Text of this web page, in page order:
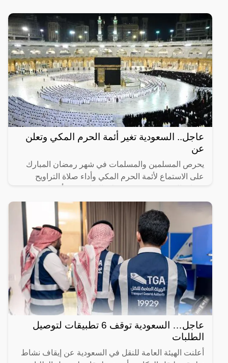
عاجل.. السعودية تغير أئمة الحرم المكي وتعلن
عن
يحرص المسلمين والمسلمات في شهر رمضان المبارك
على الاستماع لأئمة الحرم المكي وأداء صلاة التراويح
العبادات التي
عاجل… السعودية توقف 6 تطبيقات لتوصيل
الطلبات
أعلنت الهيئة العامة للنقل في السعودية عن إيقاف نشاط